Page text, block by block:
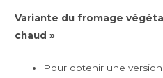
Variante du fromage
chaud »
Pour obtenir une